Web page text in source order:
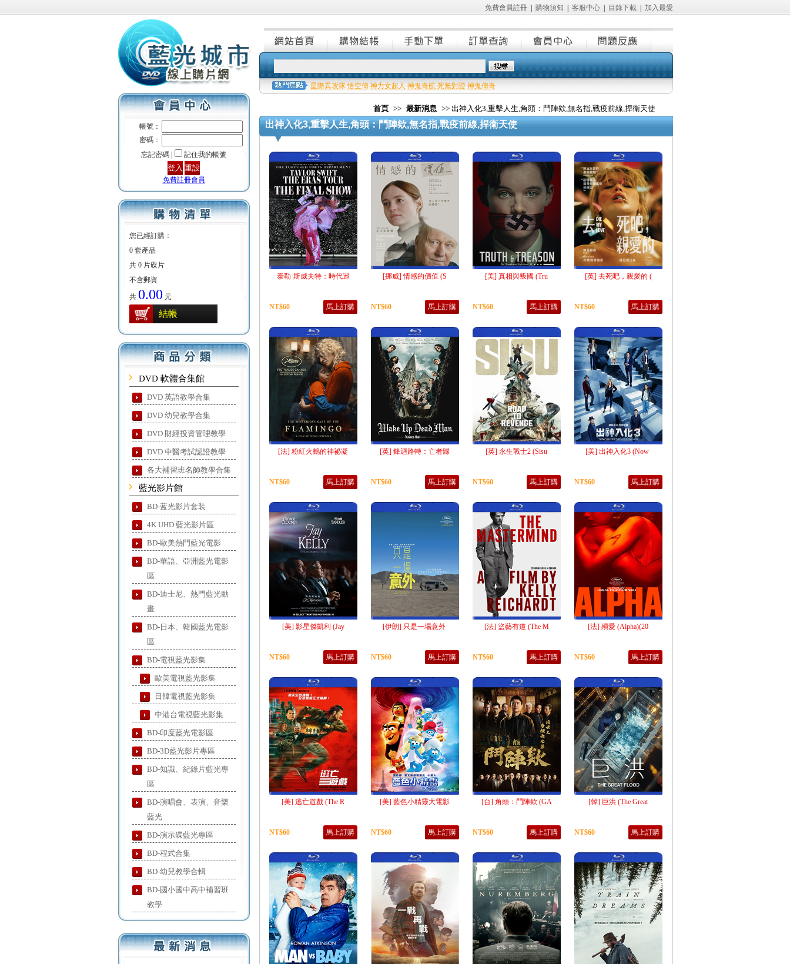
免費會員註冊| 購物須知 客服中心| 目錄下載| 加入最愛
帳號：
密碼：
忘記密碼 |
記住我的帳號
免費註冊會員
您已經訂購：
0 套產品
共 0 片碟片
不含郵資
共 0.00 元
結帳
DVD 軟體合集館
DVD 英語教學合集
DVD 幼兒教學合集
DVD 財經投資管理教學
DVD 中醫考試認證教學
各大補習班名師教學合集
藍光影片館
BD-蓝光影片套装
4K UHD 藍光影片區
BD-歐美熱門藍光電影
BD-華語、亞洲藍光電影
區
BD-迪士尼、熱門藍光動
畫
BD-日本、韓國藍光電影
區
BD-電視藍光影集
歐美電視藍光影集
日韓電視藍光影集
中港台電視藍光影集
BD-印度藍光電影區
BD-3D藍光影片專區
BD-知識、紀錄片藍光專
區
BD-演唱會、表演、音樂
藍光
BD-演示碟藍光專區
BD-程式合集
BD-幼兒教學合輯
BD-國小國中高中補習班
教學
星際異攻隊 悟空傳 神力女超人 神鬼奇航 死無對證 神鬼傳奇
首頁 >> 最新消息 >> 出神入化3,重擊人生,角頭：鬥陣欸,無名指,戰疫前線,捍衛天使
出神入化3,重擊人生,角頭：鬥陣欸,無名指,戰疫前線,捍衛天使
泰勒·斯威夫特：時代巡
NT$60 馬上訂購
[挪威] 情感的價值 (S
NT$60 馬上訂購
[美] 真相與叛國 (Tru
NT$60 馬上訂購
[英] 去死吧，親愛的 (
NT$60 馬上訂購
[法] 粉紅火鶴的神祕凝
NT$60 馬上訂購
[英] 鋒迴路轉：亡者歸
NT$60 馬上訂購
[英] 永生戰士2 (Sisu
NT$60 馬上訂購
[美] 出神入化3 (Now
NT$60 馬上訂購
[美] 影星傑凱利 (Jay
NT$60 馬上訂購
[伊朗] 只是一場意外
NT$60 馬上訂購
[法] 盜藝有道 (The M
NT$60 馬上訂購
[法] 殞愛 (Alpha)(20
NT$60 馬上訂購
[美] 逃亡遊戲 (The R
NT$60 馬上訂購
[美] 藍色小精靈大電影
NT$60 馬上訂購
[台] 角頭：鬥陣欸 (GA
NT$60 馬上訂購
[韓] 巨洪 (The Great
NT$60 馬上訂購